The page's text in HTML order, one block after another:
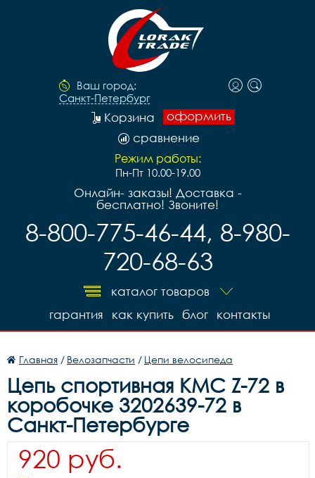
Ваш город:
Санкт-Петербург
оформить
Корзина
сравнение
Режим работы:
Пн-Пт 10.00-19.00
Онлайн- заказы! Доставка -
бесплатно! Звоните!
8-800-775-46-44, 8-980-
720-68-63
каталог товаров
контакты
блог
как купить
гарантия
Главная / Велозапчасти / Цепи велосипеда
Цепь cпортивная КМС Z-72 в
коробочке 3202639-72 в
Санкт-Петербурге
920 руб.